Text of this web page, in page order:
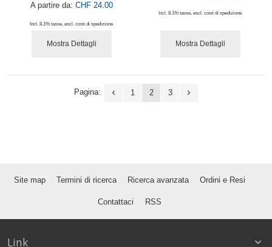
A partire da: CHF 24.00
Incl. 8.1% tasse,escl.costi di spedizione
Mostra Dettagli
Incl. 8.1% tasse,escl.costi di spedizione
Mostra Dettagli
Pagina: 1 2 3
Site map Termini di ricerca Ricerca avanzata Ordini e Resi
Contattaci RSS
Link